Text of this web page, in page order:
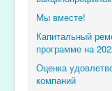
Мы вместе!
Капитальный
программе на
Оценка
компаний